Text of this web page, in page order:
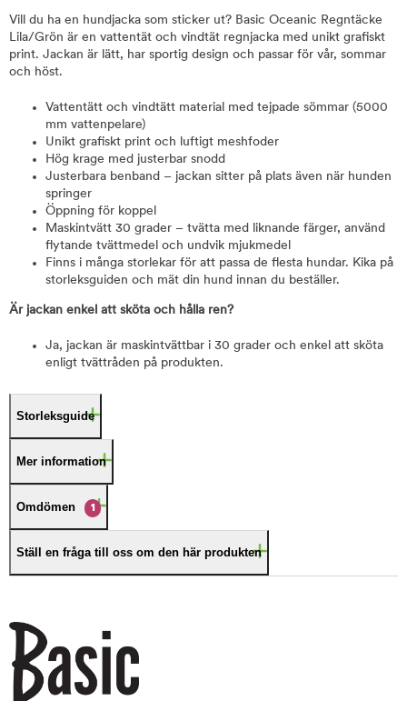
Vill du ha en hundjacka som sticker ut? Basic Oceanic Regntäcke
Lila/Grön är en vattentät och vindtät regnjacka med unikt grafiskt
print. Jackan är lätt, har sportig design och passar för vår, sommar
och höst.
Vattentätt och vindtätt material med tejpade sömmar (5000
mm vattenpelare)
Unikt grafiskt print och luftigt meshfoder
Hög krage med justerbar snodd
Justerbara benband – jackan sitter på plats även när hunden
springer
Öppning för koppel
Maskintvätt 30 grader – tvätta med liknande färger, använd
flytande tvättmedel och undvik mjukmedel
Finns i många storlekar för att passa de flesta hundar. Kika på
storleksguiden och mät din hund innan du beställer.
Är jackan enkel att sköta och hålla ren?
Ja, jackan är maskintvättbar i 30 grader och enkel att sköta
enligt tvättråden på produkten.
Storleksguide
Mer information
Omdömen 1
Ställ en fråga till oss om den här produkten